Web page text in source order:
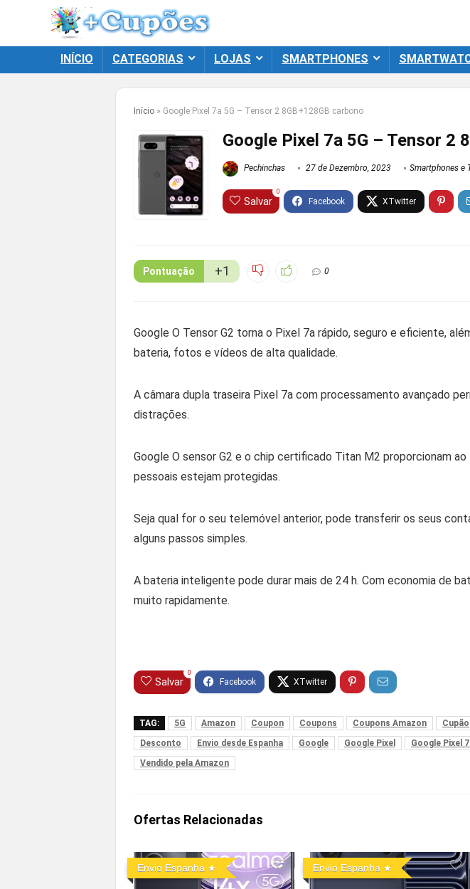
INÍCIO CATEGORIAS LOJAS SMARTPHONES
Início » Google Pixel 7a 5G – Tensor 2 8GB+128GB carbono
Google Pixel 7a 5G – Tensor 2
Pechinchas 27 de Dezembro, 2023 Smartphones e
Salvar
0
Pontuação +1 0
Google O Tensor G2 torna o Pixel 7a rápido, seguro e eficiente,
bateria, fotos e vídeos de alta qualidade.
A câmara dupla traseira Pixel 7a com processamento avançado
distrações.
Google O sensor G2 e o chip certificado Titan M2 proporcionam
pessoais estejam protegidas.
Seja qual for o seu telemóvel anterior, pode transferir os seus
alguns passos simples.
A bateria inteligente pode durar mais de 24 h. Com economia de
muito rapidamente.
Salvar
0
TAG: 5G Amazon Coupon Coupons Coupons Amazon Cupão
Desconto
Envio desde Espanha Google Google Pixel Google Pixel
Vendido pela Amazon
Ofertas Relacionadas
Envio Espanha Envio Espanha